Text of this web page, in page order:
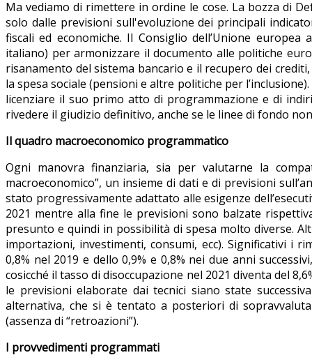
Ma vediamo di rimettere in ordine le cose. La bozza di
solo dalle previsioni sull'evoluzione dei principali
fiscali ed economiche. Il Consiglio dell’Unione europea
italiano) per armonizzare il documento alle politiche
risanamento del sistema bancario e il recupero dei
la spesa sociale (pensioni e altre politiche per
licenziare il suo primo atto di programmazione e di
rivedere il giudizio definitivo, anche se le linee di fondo
Il quadro macroeconomico programmatico
Ogni manovra finanziaria, sia per valutarne la
macroeconomico”, un insieme di dati e di previsioni
stato progressivamente adattato alle esigenze
2021 mentre alla fine le previsioni sono balzate
presunto e quindi in possibilità di spesa molto diverse.
importazioni, investimenti, consumi, ecc). Significativi i
0,8% nel 2019 e dello 0,9% e 0,8% nei due anni
cosicché il tasso di disoccupazione nel 2021 diventa del
le previsioni elaborate dai tecnici siano state
alternativa, che si è tentato a posteriori di
(assenza di “retroazioni”).
I provvedimenti programmati